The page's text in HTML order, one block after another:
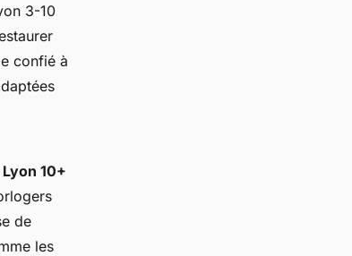
3-10
confié à
10+
de
les